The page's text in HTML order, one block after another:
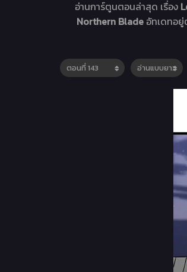
อ่านการ์ตูนตอนล่าสุด เรื่อง
Northern Blade อัทเดทอ